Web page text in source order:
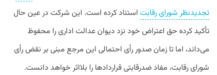
تجدیدنظر شورای رقابت استناد کرده است. این شرکت در عین حال
تأکید کرده حق اعتراض خود نزد دیوان عدالت اداری را محفوظ
می‌داند، اما تا زمان صدور رأی احتمالی این مرجع مبنی بر نقض رأی
شورای رقابت، مفاد ضدرقابتی قراردادها را بلااثر خواهد دانست.